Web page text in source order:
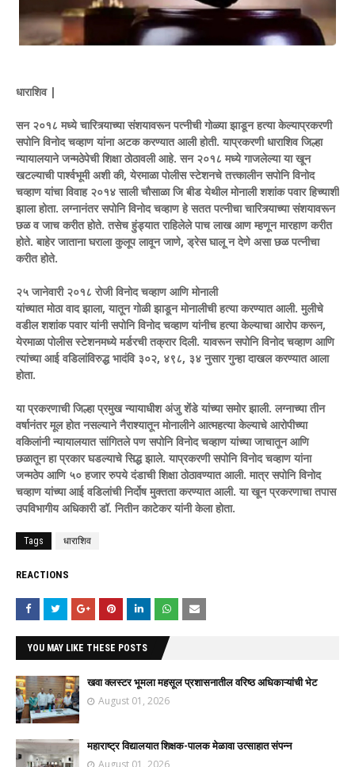
धाराशिव |
सन २०१८ मध्ये चारित्र्याच्या संशयावरून पत्नीची गोळ्या झाडून हत्या केल्याप्रकरणी
सपोनि विनोद चव्हाण यांना अटक करण्यात आली होती. याप्रकरणी धाराशिव जिल्हा
न्यायालयाने जन्मठेपेची शिक्षा ठोठावली आहे. सन २०१८ मध्ये गाजलेल्या या खून
खटल्याची पार्श्वभूमी अशी की, येरमाळा पोलीस स्टेशनचे तत्त्कालीन सपोनि विनोद
चव्हाण यांचा विवाह २०१४ साली चौसाळा जि बीड येथील मोनाली शशांक पवार हिच्याशी
झाला होता. लग्नानंतर सपोनि विनोद चव्हाण हे सतत पत्नीचा चारित्र्याच्या संशयावरून
छळ व जाच करीत होते. तसेच हुंड्यात राहिलेले पाच लाख आण म्हणून मारहाण करीत
होते. बाहेर जाताना घराला कुलूप लावून जाणे, ड्रेस घालू न देणे असा छळ पत्नीचा
करीत होते.
२५ जानेवारी २०१८ रोजी विनोद चव्हाण आणि मोनाली
यांच्यात मोठा वाद झाला, यातून गोळी झाडून मोनालीची हत्या करण्यात आली. मुलीचे
वडील शशांक पवार यांनी सपोनि विनोद चव्हाण यांनीच हत्या केल्याचा आरोप करून,
येरमाळा पोलीस स्टेशनमध्ये मर्डरची तक्रार दिली. यावरून सपोनि विनोद चव्हाण आणि
त्यांच्या आई वडिलांविरुद्ध भादंवि ३०२, ४९८, ३४ नुसार गुन्हा दाखल करण्यात आला
होता.
या प्रकरणाची जिल्हा प्रमुख न्यायाधीश अंजु शेंडे यांच्या समोर झाली. लग्नाच्या तीन
वर्षानंतर मूल होत नसल्याने नैराश्यातून मोनालीने आत्महत्या केल्याचे आरोपीच्या
वकिलांनी न्यायालयात सांगितले पण सपोनि विनोद चव्हाण यांच्या जाचातून आणि
छळातून हा प्रकार घडल्याचे सिद्ध झाले. याप्रकरणी सपोनि विनोद चव्हाण यांना
जन्मठेप आणि ५० हजार रुपये दंडाची शिक्षा ठोठावण्यात आली. मात्र सपोनि विनोद
चव्हाण यांच्या आई वडिलांची निर्दोष मुक्तता करण्यात आली. या खून प्रकरणाचा तपास
उपविभागीय अधिकारी डॉ. नितीन काटेकर यांनी केला होता.
Tags धाराशिव
REACTIONS
YOU MAY LIKE THESE POSTS
खवा क्लस्टर भूमला महसूल प्रशासनातील वरिष्ठ अधिकाऱ्यांची भेट
August 01, 2026
महाराष्ट्र विद्यालयात शिक्षक-पालक मेळावा उत्साहात संपन्न
August 01, 2026